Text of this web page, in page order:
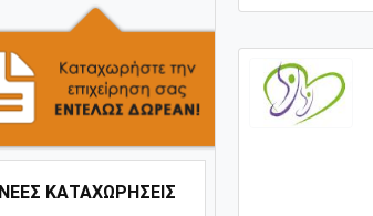
ΝΕΕΣ ΚΑΤΑΧΩΡΗΣΕΙΣ